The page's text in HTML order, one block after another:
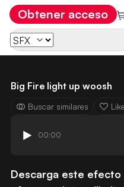
Obtener acceso
Big Fire light up woosh
Buscar similares Like
00:00
Descarga este efecto